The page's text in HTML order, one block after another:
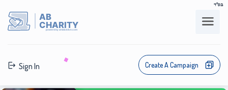
בס"ד
AB
CHARITY
powerd by ahblicklive.com
Sign In Create A Campaign